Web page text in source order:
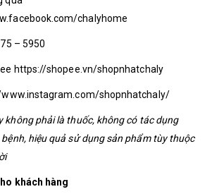
chalyhome
– 5950
https://shopee.vn/shopnhatchaly
shopnhatchaly/
không phải là thuốc, không có tác dụng
hiệu quả sử dụng sản phẩm tùy thuộc
khách hàng